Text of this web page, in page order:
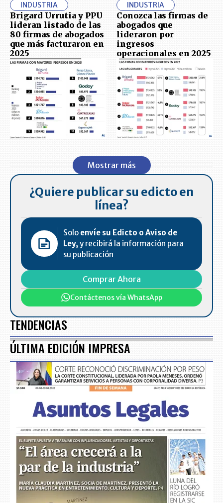
INDUSTRIA
Brigard Urrutia y PPU
lideran listado de las
80 firmas de abogados
que más facturaron en
2025
INDUSTRIA
Conozca las firmas de
abogados que
lideraron por
ingresos
operacionales en 2025
Mostrar más
¿Quiere publicar su edicto en
línea?
Solo envíe su Edicto o Aviso de
Ley, y recibirá la información para
su publicación
Comprar Ahora
Contáctenos vía WhatsApp
TENDENCIAS
ÚLTIMA EDICIÓN IMPRESA